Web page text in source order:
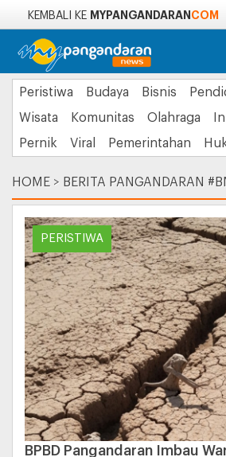
KEMBALI KE MYPANGANDARAN COM
Peristiwa Budaya Bisnis
Wisata
Komunitas Olahraga
Pernik
Viral Pemerintahan
HOME > BERITA PANGANDARAN
PERISTIWA
BPBD Pangandaran Imbau